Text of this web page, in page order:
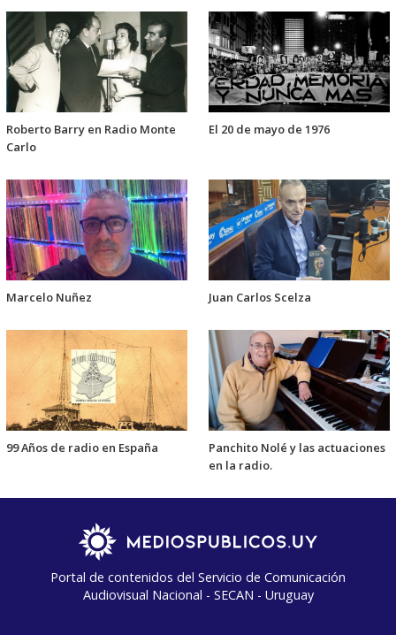
Roberto Barry en Radio Monte
Carlo
El 20 de mayo de 1976
Marcelo Nuñez Juan Carlos Scelza
99 Años de radio en España
Panchito Nolé y las actuaciones
en la radio.
Portal de contenidos del Servicio de Comunicación
Audiovisual Nacional - SECAN - Uruguay